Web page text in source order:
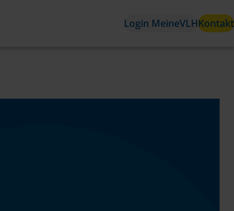
Login MeineVLHKontakt